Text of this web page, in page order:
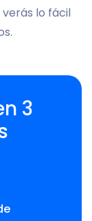
lo fácil
3